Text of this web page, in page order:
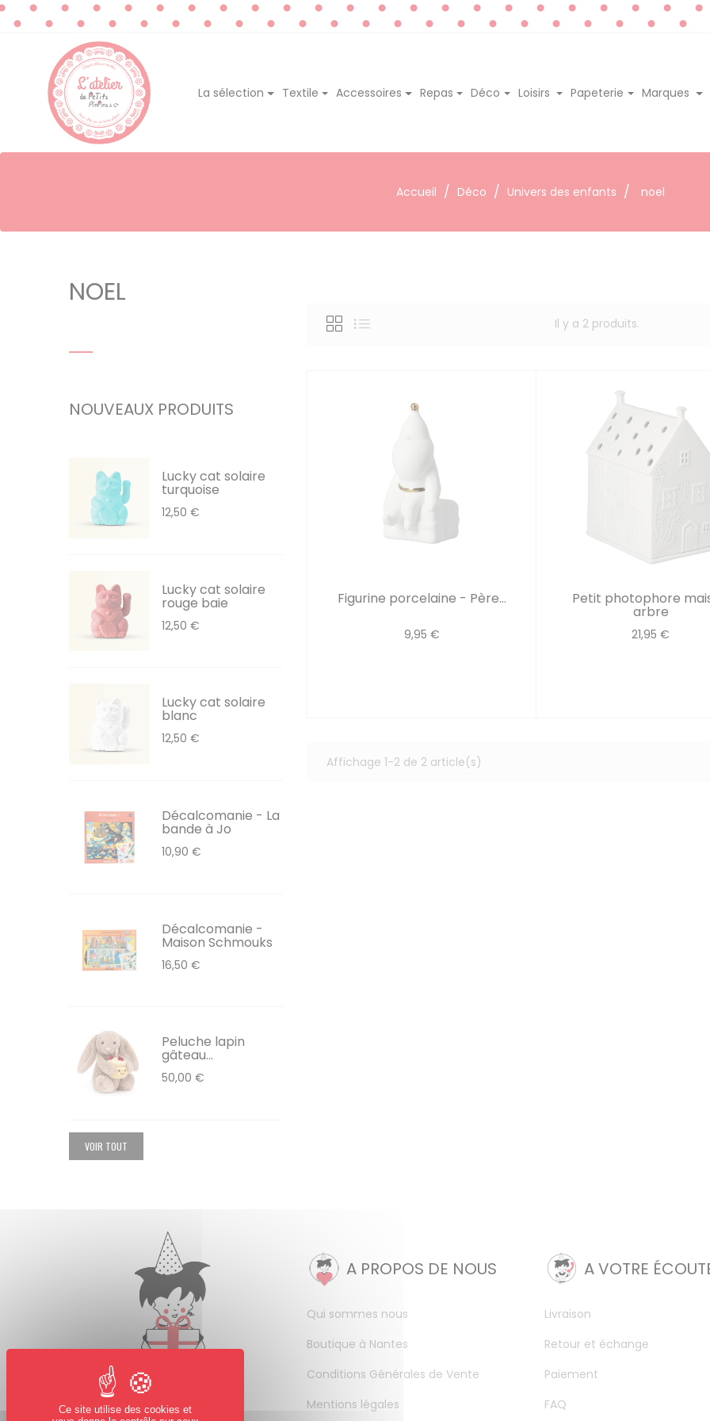
La sélection Textile Accessoires Repas Déco Loisirs Papeterie Marques
Accueil Déco Univers des enfants noel
NOEL
NOUVEAUX PRODUITS
Lucky cat solaire
turquoise
12,50 €
Lucky cat solaire
rouge baie
12,50 €
Lucky cat solaire
blanc
12,50 €
Décalcomanie - La
bande à Jo
10,90 €
Décalcomanie -
Maison Schmouks
16,50 €
Peluche lapin
gâteau...
50,00 €
VOIR TOUT
Il y a 2 produits.
Figurine porcelaine - Père...
9,95 €
Petit photophore
arbre
21,95 €
Affichage 1-2 de 2 article(s)
A PROPOS DE NOUS
Qui sommes nous
Boutique à Nantes
Conditions Générales de Vente
Mentions légales
A VOTRE
Livraison
Retour et échange
Paiement
FAQ
Ce site utilise des cookies et